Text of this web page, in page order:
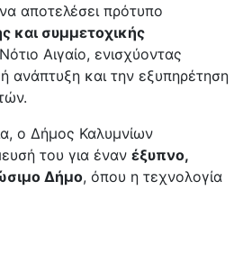
αποτελέσει πρότυπο
και συμμετοχικής
Αιγαίο, ενισχύοντας
ανάπτυξη και την εξυπηρέτηση
ο Δήμος Καλυμνίων
του για έναν έξυπνο,
Δήμο, όπου η τεχνολογία